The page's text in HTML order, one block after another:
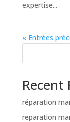
expertise...
« Entrées
Recent
réparation
reparation